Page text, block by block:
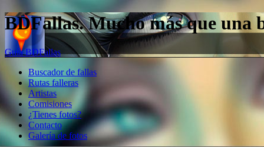
BDFallas. Mucho más que una
Guía BDFallas
Buscador de fallas
Rutas falleras
Artistas
Comisiones
¿Tienes fotos?
Contacto
Galería de fotos